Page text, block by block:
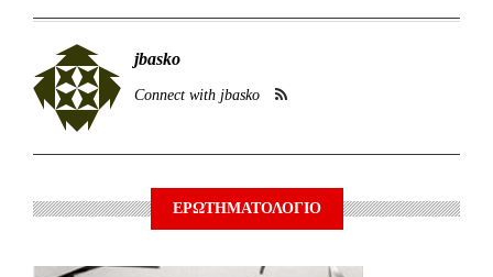
jbasko
Connect with jbasko
ΕΡΩΤΗΜΑΤΟΛΟΓΙΟ